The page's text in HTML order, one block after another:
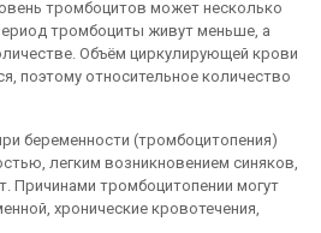
тромбоцитов может несколько
тромбоциты живут меньше, а
Объём циркулирующей крови
поэтому относительное количество
беременности (тромбоцитопения)
легким возникновением синяков,
Причинами тромбоцитопении могут
хронические кровотечения,